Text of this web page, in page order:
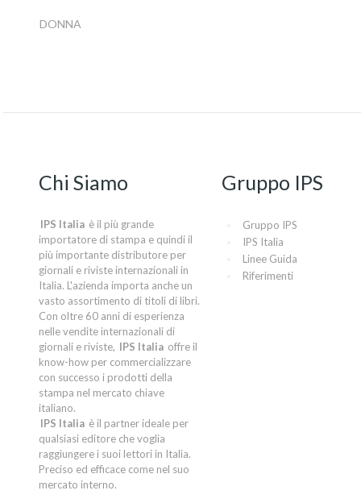
DONNA
Chi Siamo
IPS Italia è il più grande
importatore di stampa e quindi il
più importante distributore per
giornali e riviste internazionali in
Italia. L'azienda importa anche un
vasto assortimento di titoli di libri.
Con oltre 60 anni di esperienza
nelle vendite internazionali di
giornali e riviste, IPS Italia offre il
know-how per commercializzare
con successo i prodotti della
stampa nel mercato chiave
italiano.
IPS Italia è il partner ideale per
qualsiasi editore che voglia
raggiungere i suoi lettori in Italia.
Preciso ed efficace come nel suo
mercato interno.
Gruppo IPS
Gruppo IPS
IPS Italia
Linee Guida
Riferimenti